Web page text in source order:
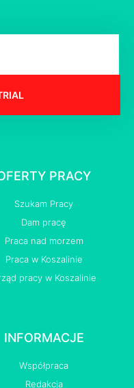
PRACY
Szukam Pracy
Dam pracę
Praca nad morzem
Praca w Koszalinie
pracy w Koszalinie
INFORMACJE
Współpraca
Redakcja